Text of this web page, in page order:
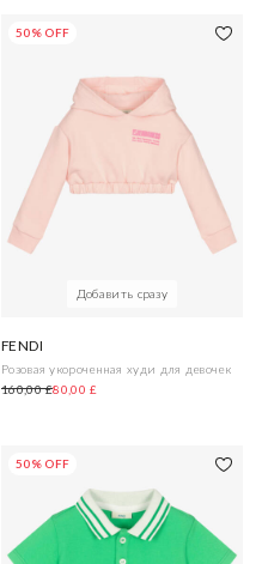
50% OFF
Добавить сразу
FENDI
Розовая укороченная худи для девочек
160,00 £80,00 £
50% OFF